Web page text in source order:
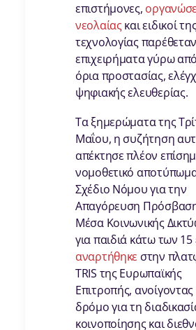
επιστήμονες,
νεολαίαςκαι ειδικοί
τεχνολογίας παρέθεταν
επιχειρήματα γύρω
όρια προστασίας,
ψηφιακής ελευθερίας.
Τα ξημερώματα της
Μαΐου, η συζήτηση
απέκτησε πλέον
νομοθετικό
Σχέδιο Νόμου για την
Απαγόρευση
Μέσα Κοινωνικής
για παιδιά κάτω των
αναρτήθηκε στην
TRIS της Ευρωπαϊκής
Επιτροπής, ανοίγοντας
δρόμο για τη
κοινοποίησης και